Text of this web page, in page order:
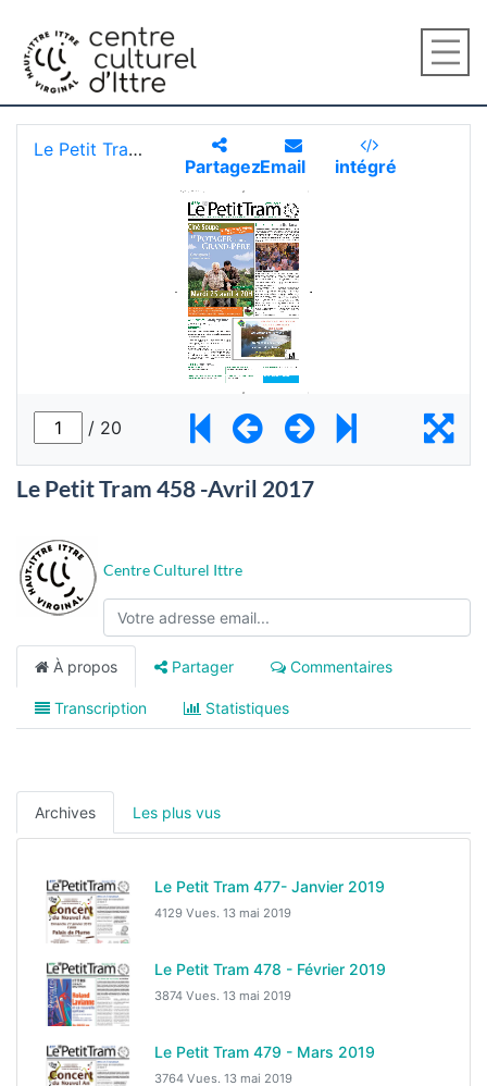
Le Petit Tram 458 -Avril 2017
Centre Culturel Ittre
À propos Partager Commentaires
Transcription Statistiques
Archives Les plus vus
Le Petit Tram 477- Janvier 2019
4129 Vues. 13 mai 2019
Le Petit Tram 478 - Février 2019
3874 Vues. 13 mai 2019
Le Petit Tram 479 - Mars 2019
3764 Vues. 13 mai 2019